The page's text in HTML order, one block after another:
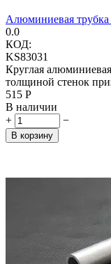
Алюминиевая
0.0
КОД:
KS83031
Круглая
толщиной стенок
‍515‍ Р
В наличии
+
−
В корзину